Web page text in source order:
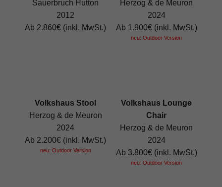
Sauerbruch Hutton
2012
Ab 2.860€ (inkl. MwSt.)
Herzog & de Meuron
2024
Ab 1.900€ (inkl. MwSt.)
neu: Outdoor Version
Volkshaus Stool
Herzog & de Meuron
2024
Ab 2.200€ (inkl. MwSt.)
neu: Outdoor Version
Volkshaus Lounge
Chair
Herzog & de Meuron
2024
Ab 3.800€ (inkl. MwSt.)
neu: Outdoor Version